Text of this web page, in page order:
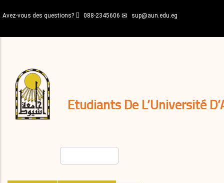
au
principal
Avez-vous des questions? 088-2345606 sup@aun.edu.eg
Etudiants De L’Université
décisions
Expatriés
Journal